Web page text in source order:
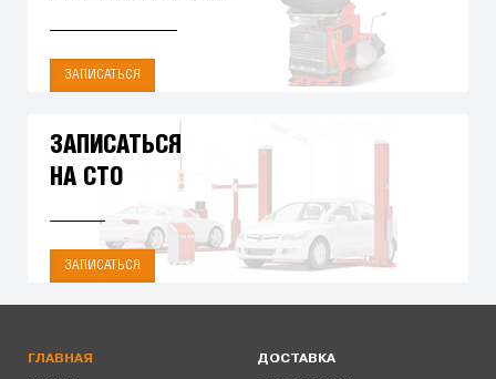
ЗАПИСАТЬСЯ
ЗАПИСАТЬСЯ
НА СТО
ЗАПИСАТЬСЯ
ГЛАВНАЯ ДОСТАВКА